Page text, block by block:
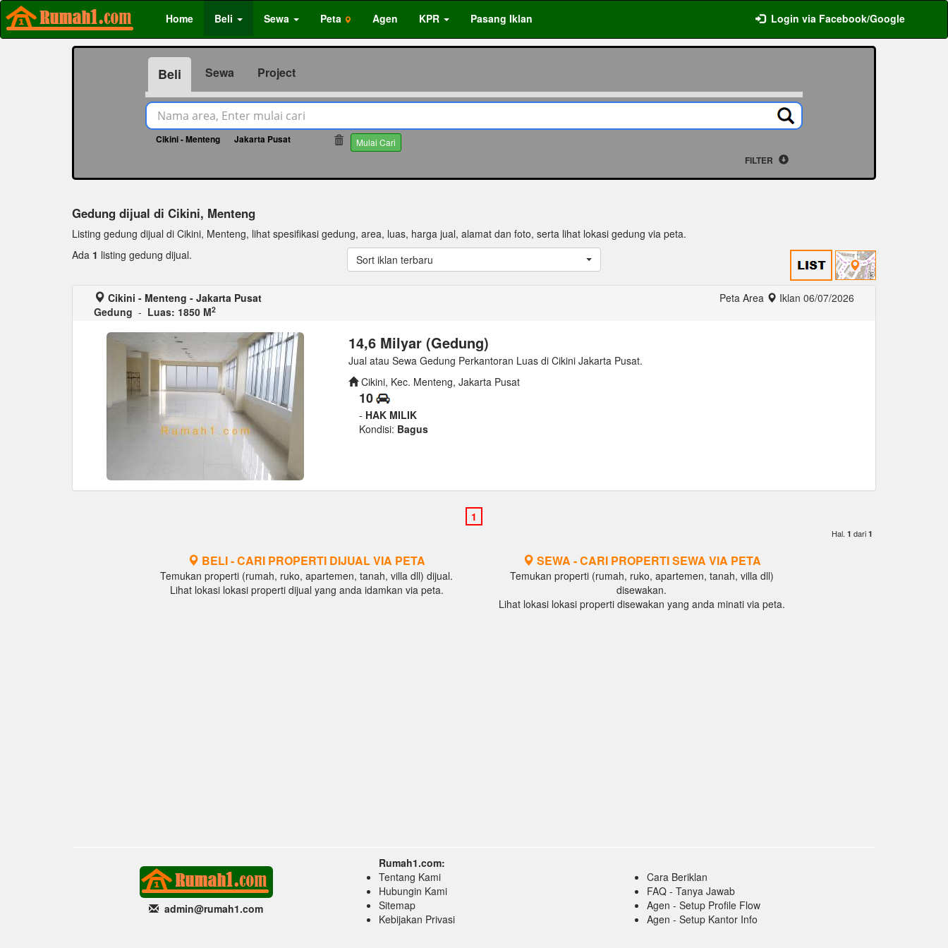
Home Beli Sewa Peta Agen KPR Pasang Iklan Login via Facebook/Google
Beli Sewa Project
Cikini - Menteng Jakarta Pusat Mulai Cari
FILTER
Gedung dijual di Cikini, Menteng
Listing gedung dijual di Cikini, Menteng, lihat spesifikasi gedung, area, luas, harga jual, alamat dan foto, serta lihat lokasi gedung via peta.
Ada 1 listing gedung dijual. Sort iklan terbaru
Cikini - Menteng - Jakarta Pusat
Gedung - Luas: 1850 M2
Peta Area Iklan 06/07/2026
14,6 Milyar (Gedung)
Jual atau Sewa Gedung Perkantoran Luas di Cikini Jakarta Pusat.
Cikini, Kec. Menteng, Jakarta Pusat
10
- HAK MILIK
Kondisi: Bagus
Hal. 1 dari 1
BELI - CARI PROPERTI DIJUAL VIA PETA
Temukan properti (rumah, ruko, apartemen, tanah, villa dll) dijual.
Lihat lokasi lokasi properti dijual yang anda idamkan via peta.
SEWA - CARI PROPERTI SEWA VIA PETA
Temukan properti (rumah, ruko, apartemen, tanah, villa dll)
disewakan.
Lihat lokasi lokasi properti disewakan yang anda minati via peta.
admin@rumah1.com
Rumah1.com:
Tentang Kami
Hubungin Kami
Sitemap
Kebijakan Privasi
Cara Beriklan
FAQ - Tanya Jawab
Agen - Setup Profile Flow
Agen - Setup Kantor Info